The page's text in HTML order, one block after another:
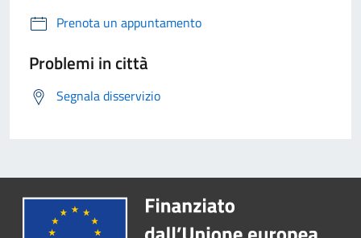
Prenota un appuntamento
Problemi in città
Segnala disservizio